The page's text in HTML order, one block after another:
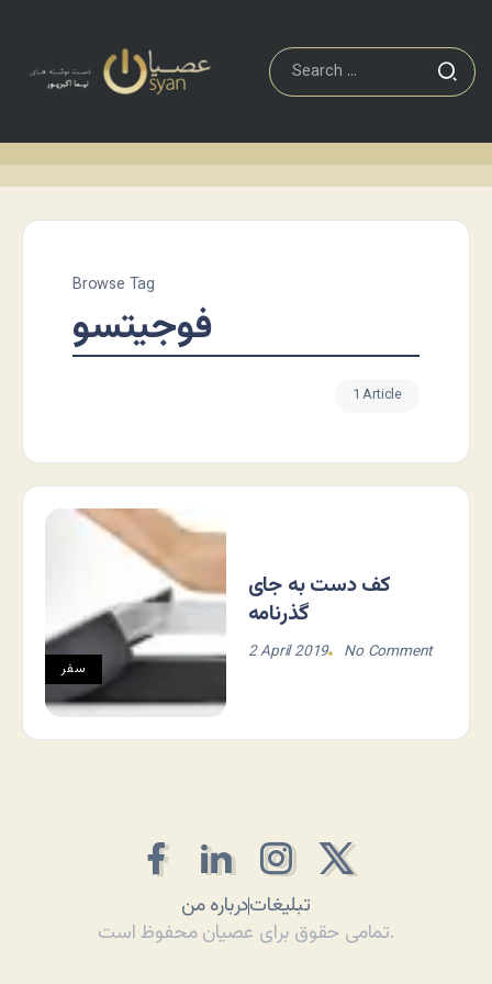
Browse Tag
فوجیتسو
1 Article
سفر
کف دست به جای
گذرنامه
2 April 2019 No Comment
درباره منتبلیغات
تمامی حقوق برای عصیان محفوظ است.